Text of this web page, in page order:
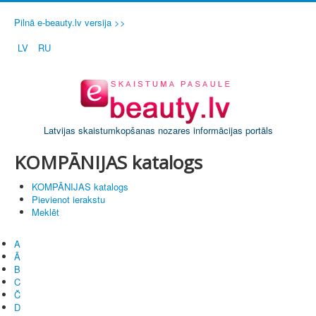
Pilnā e-beauty.lv versija >>
LV
RU
Latvijas skaistumkopšanas nozares informācijas portāls
KOMPĀNIJAS katalogs
KOMPĀNIJAS katalogs
Pievienot ierakstu
Meklēt
A
Ā
B
C
Č
D